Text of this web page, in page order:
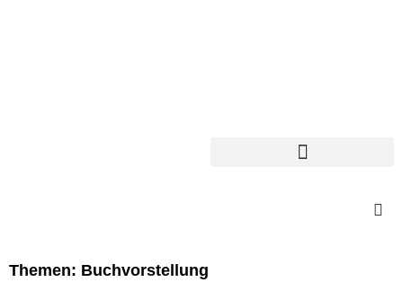
Themen: Buchvorstellung